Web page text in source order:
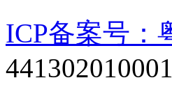
ICP备案号：